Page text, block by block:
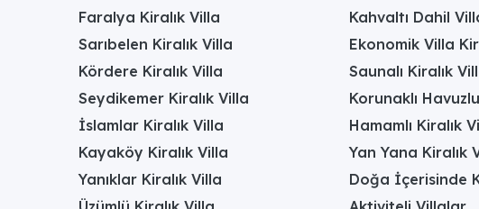
Villa plaja ve havalimanına ne kadar uzaklıktadır?
Plaj 5 km, Dalaman Havalimanı 120 km mesafededir.
Villanın havuz terası ve dış mekân olanakları nasıldır?
Villanın tamamen korunaklı havuz ve bahçe alanında
yer alan barbekü alanı, akşam yemeklerinizi doğa eşliğinde
sunmaktadır.
Villa Patara 5 hangi misafir profiline uygundur?
Villa, balayı çiftleri ve çekirdek aileler için idealdir. Tamamen
Faralya Kiralık Villa
Sarıbelen Kiralık Villa
Kördere Kiralık Villa
Seydikemer Kiralık Villa
İslamlar Kiralık Villa
Kayaköy Kiralık Villa
Yanıklar Kiralık Villa
Kahvaltı Dahil
Ekonomik Villa
Saunalı Kiralık
Korunaklı
Hamamlı Kiralık
Yan Yana Kiralık
Doğa İçerisinde